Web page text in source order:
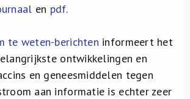
en pdf.
te weten-berichten informeert het
ontwikkelingen en
en geneesmiddelen tegen
aan informatie is echter zeer